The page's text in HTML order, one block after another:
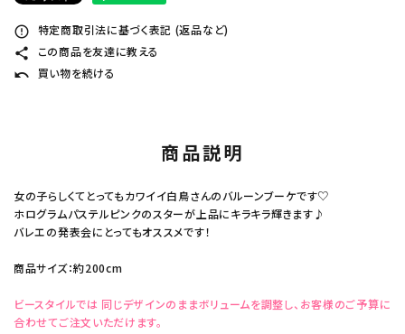
error_outline 特定商取引法に基づく表記 (返品など)
share この商品を友達に教える
undo 買い物を続ける
商品説明
女の子らしくてとってもカワイイ白鳥さんのバルーンブーケです♡
ホログラムパステルピンクのスターが上品にキラキラ輝きます♪
バレエの発表会にとってもオススメです！
商品サイズ：約200cm
ビースタイルでは 同じデザインのままボリュームを調整し、お客様のご予算に
合わせてご注文いただけます。